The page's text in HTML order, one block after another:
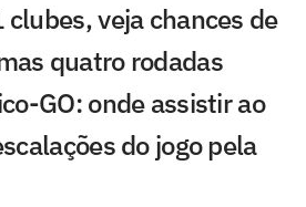
clubes, veja chances de
quatro rodadas
GO: onde assistir ao
do jogo pela